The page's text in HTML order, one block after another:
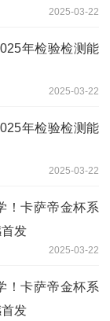
2025-03-22
年检验检测能
2025-03-22
年检验检测能
2025-03-22
！卡萨帝金杯系
发
2025-03-22
！卡萨帝金杯系
发